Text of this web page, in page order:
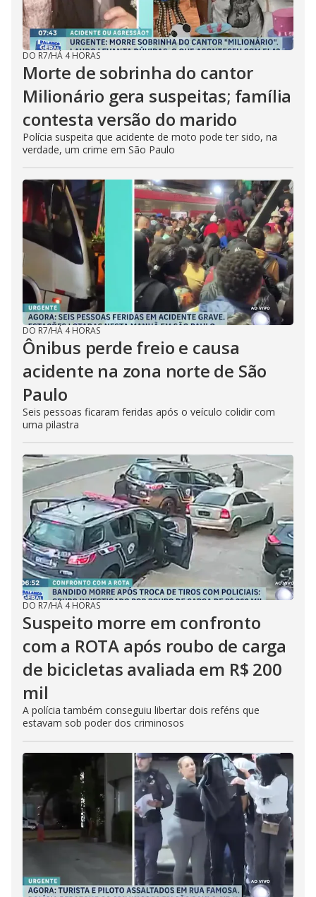
DO R7/HÁ 4 HORAS
Morte de sobrinha do cantor
Milionário gera suspeitas; família
contesta versão do marido
Polícia suspeita que acidente de moto pode ter sido, na
verdade, um crime em São Paulo
DO R7/HÁ 4 HORAS
Ônibus perde freio e causa
acidente na zona norte de São
Paulo
Seis pessoas ficaram feridas após o veículo colidir com
uma pilastra
DO R7/HÁ 4 HORAS
Suspeito morre em confronto
com a ROTA após roubo de carga
de bicicletas avaliada em R$ 200
mil
A polícia também conseguiu libertar dois reféns que
estavam sob poder dos criminosos